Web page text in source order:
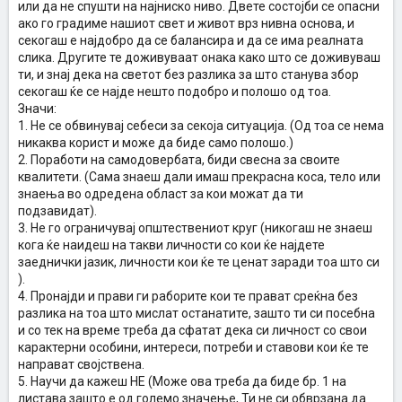
или да не спушти на најниско ниво. Двете состојби се опасни
ако го градиме нашиот свет и живот врз нивна основа, и
секогаш е најдобро да се балансира и да се има реалната
слика. Другите те доживуваат онака како што се доживуваш
ти, и знај дека на светот без разлика за што станува збор
секогаш ќе се најде нешто подобро и полошо од тоа.
Значи:
1. Не се обвинувај себеси за секоја ситуација. (Од тоа се нема
никаква корист и може да биде само полошо.)
2. Поработи на самодовербата, биди свесна за своите
квалитети. (Сама знаеш дали имаш прекрасна коса, тело или
знаења во одредена област за кои можат да ти
подзавидат).
3. Не го ограничувај општествениот круг (никогаш не знаеш
кога ќе наидеш на такви личности со кои ќе најдете
заеднички јазик, личности кои ќе те ценат заради тоа што си
).
4. Пронајди и прави ги раборите кои те прават среќна без
разлика на тоа што мислат останатите, зашто ти си посебна
и со тек на време треба да сфатат дека си личност со свои
карактерни особини, интереси, потреби и ставови кои ќе те
направат својствена.
5. Научи да кажеш НЕ (Може ова треба да биде бр. 1 на
листава зашто е од големо значење, Ти не си обврзана да